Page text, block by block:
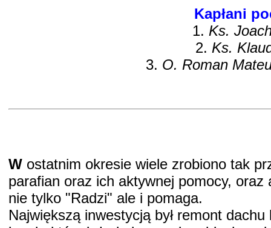
Kapłani
1. Ks.
2. Ks.
3. O. Roman
W ostatnim okresie wiele zrobiono tak
parafian oraz ich aktywnej pomocy,
nie tylko "Radzi" ale i pomaga.
Największą inwestycją był remont